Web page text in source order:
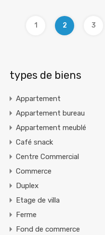
1 2 3
types de biens
Appartement
Appartement bureau
Appartement meublé
Café snack
Centre Commercial
Commerce
Duplex
Etage de villa
Ferme
Fond de commerce